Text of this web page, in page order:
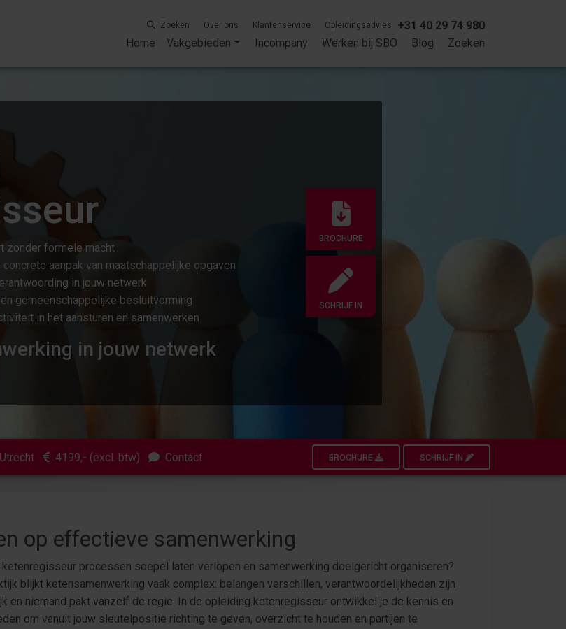
Zoeken Over ons Klantenservice Opleidingsadvies
+31 40 29 74 980
Home
Vakgebieden Incompany Werken bij SBO Blog Zoeken
zonder formele macht
aanpak van maatschappelijke opgaven
in jouw netwerk
gemeenschappelijke besluitvorming
in het aansturen en samenwerken
in jouw netwerk
BROCHURE
SCHRIJF IN
4199,- (excl. btw) Contact BROCHURE SCHRIJF IN
op effectieve samenwerking
ketenregisseur processen soepel laten verlopen en samenwerking doelgericht organiseren?
blijkt ketensamenwerking vaak complex: belangen verschillen, verantwoordelijkheden zijn
en niemand pakt vanzelf de regie. In de opleiding ketenregisseur ontwikkel je de kennis en
om vanuit jouw sleutelpositie richting te geven, overzicht te houden en partijen te